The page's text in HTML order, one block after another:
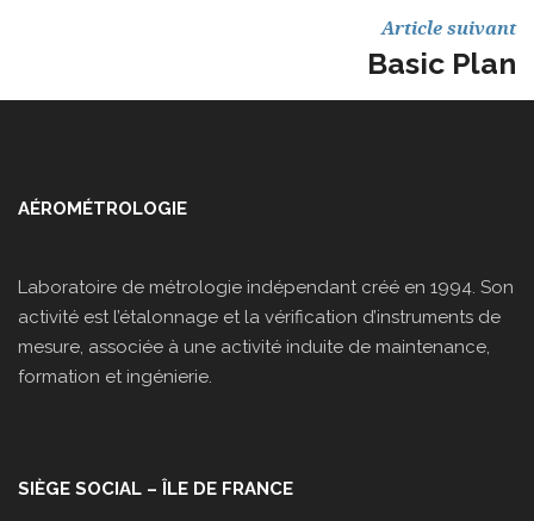
Article suivant
Basic Plan
AÉROMÉTROLOGIE
Laboratoire de métrologie indépendant créé en 1994. Son
activité est l’étalonnage et la vérification d’instruments de
mesure, associée à une activité induite de maintenance,
formation et ingénierie.
SIÈGE SOCIAL – ÎLE DE FRANCE